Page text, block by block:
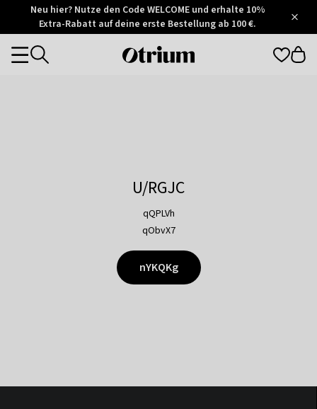
Otrium
Trustpilot
Neu hier? Nutze den Code WELCOME und erhalte 10%
Extra-Rabatt auf deine erste Bestellung ab 100 €.
Otrium
Categories
U/RGJC
qQPLVh
qObvX7
nYKQKg